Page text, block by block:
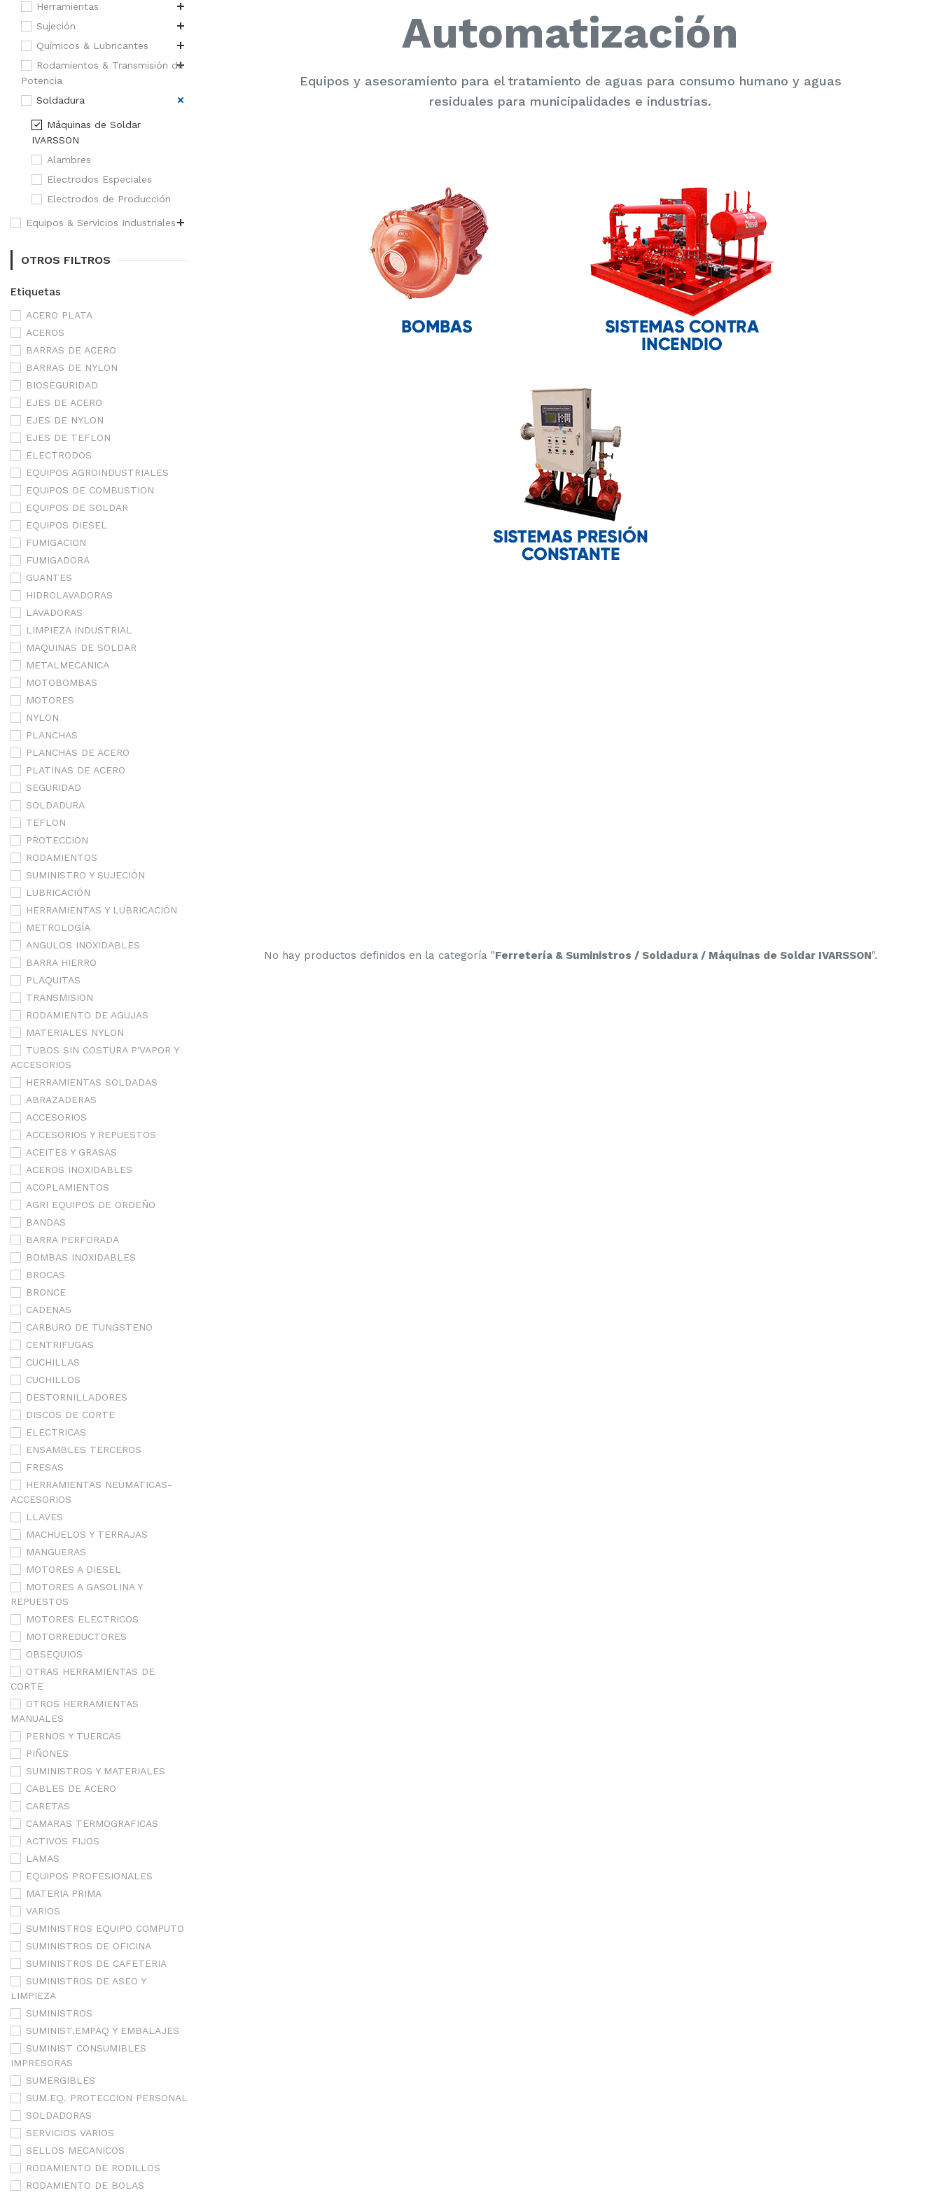
Herramientas
Sujeción
Químicos & Lubricantes
Rodamientos & Transmisión de
Potencia
Soldadura
Máquinas de Soldar
IVARSSON
Alambres
Electrodos Especiales
Electrodos de Producción
Equipos & Servicios Industriales
OTROS FILTROS
Etiquetas
ACERO PLATA
ACEROS
BARRAS DE ACERO
BARRAS DE NYLON
BIOSEGURIDAD
EJES DE ACERO
EJES DE NYLON
EJES DE TEFLON
ELECTRODOS
EQUIPOS AGROINDUSTRIALES
EQUIPOS DE COMBUSTION
EQUIPOS DE SOLDAR
EQUIPOS DIESEL
FUMIGACION
FUMIGADORA
GUANTES
HIDROLAVADORAS
LAVADORAS
LIMPIEZA INDUSTRIAL
MAQUINAS DE SOLDAR
METALMECANICA
MOTOBOMBAS
MOTORES
NYLON
PLANCHAS
PLANCHAS DE ACERO
PLATINAS DE ACERO
SEGURIDAD
SOLDADURA
TEFLON
PROTECCION
RODAMIENTOS
SUMINISTRO Y SUJECIÓN
LUBRICACIÓN
HERRAMIENTAS Y LUBRICACIÓN
METROLOGÍA
ANGULOS INOXIDABLES
BARRA HIERRO
PLAQUITAS
TRANSMISION
RODAMIENTO DE AGUJAS
MATERIALES NYLON
TUBOS SIN COSTURA P'VAPOR Y
ACCESORIOS
HERRAMIENTAS SOLDADAS
ABRAZADERAS
ACCESORIOS
ACCESORIOS Y REPUESTOS
ACEITES Y GRASAS
ACEROS INOXIDABLES
ACOPLAMIENTOS
AGRI EQUIPOS DE ORDEÑO
BANDAS
BARRA PERFORADA
BOMBAS INOXIDABLES
BROCAS
BRONCE
CADENAS
CARBURO DE TUNGSTENO
CENTRIFUGAS
CUCHILLAS
CUCHILLOS
DESTORNILLADORES
DISCOS DE CORTE
ELECTRICAS
ENSAMBLES TERCEROS
FRESAS
HERRAMIENTAS NEUMATICAS-
ACCESORIOS
LLAVES
MACHUELOS Y TERRAJAS
MANGUERAS
MOTORES A DIESEL
MOTORES A GASOLINA Y
REPUESTOS
MOTORES ELECTRICOS
MOTORREDUCTORES
OBSEQUIOS
OTRAS HERRAMIENTAS DE
CORTE
OTROS HERRAMIENTAS
MANUALES
PERNOS Y TUERCAS
PIÑONES
SUMINISTROS Y MATERIALES
CABLES DE ACERO
CARETAS
CAMARAS TERMOGRAFICAS
ACTIVOS FIJOS
LAMAS
EQUIPOS PROFESIONALES
MATERIA PRIMA
VARIOS
SUMINISTROS EQUIPO COMPUTO
SUMINISTROS DE OFICINA
SUMINISTROS DE CAFETERIA
SUMINISTROS DE ASEO Y
LIMPIEZA
SUMINISTROS
SUMINIST.EMPAQ Y EMBALAJES
SUMINIST CONSUMIBLES
IMPRESORAS
SUMERGIBLES
SUM.EQ. PROTECCION PERSONAL
SOLDADORAS
SERVICIOS VARIOS
SELLOS MECANICOS
RODAMIENTO DE RODILLOS
RODAMIENTO DE BOLAS
Automatización
Equipos y asesoramiento para el tratamiento de aguas para consumo humano y aguas
residuales para municipalidades e industrias.
No hay productos definidos en la categoría "Ferretería & Suministros / Soldadura / Máquinas de Soldar IVARSSON".